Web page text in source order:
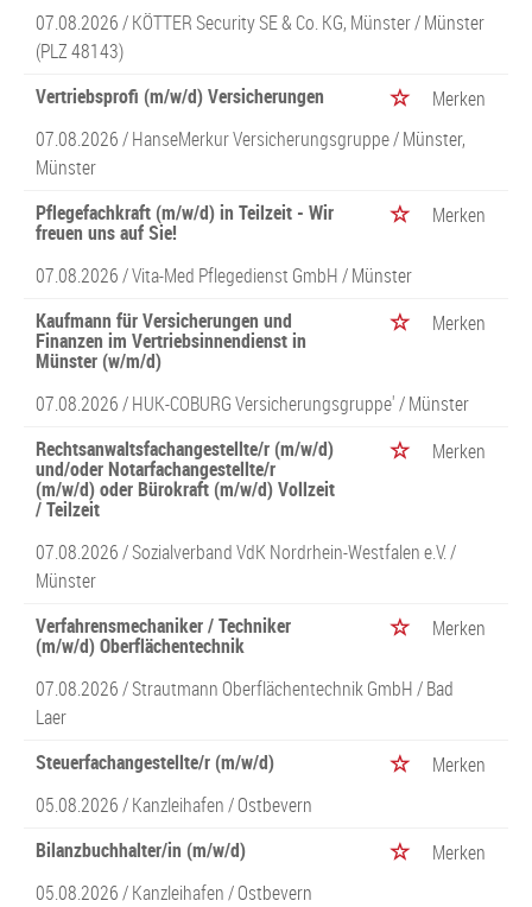
07.08.2026 /KÖTTER Security SE & Co. KG, Münster/ Münster
(PLZ 48143)
Vertriebsprofi (m/w/d) Versicherungen
Merken
07.08.2026 /HanseMerkur Versicherungsgruppe/ Münster,
Münster
Pflegefachkraft (m/w/d) in Teilzeit - Wir
freuen uns auf Sie!
Merken
07.08.2026 /Vita-Med Pflegedienst GmbH/ Münster
Kaufmann für Versicherungen und
Finanzen im Vertriebsinnendienst in
Münster (w/m/d)
Merken
07.08.2026 /HUK-COBURG Versicherungsgruppe'/ Münster
Rechtsanwaltsfachangestellte/r (m/w/d)
und/oder Notarfachangestellte/r
(m/w/d) oder Bürokraft (m/w/d) Vollzeit
/ Teilzeit
Merken
07.08.2026 /Sozialverband VdK Nordrhein-Westfalen e.V./
Münster
Verfahrensmechaniker / Techniker
(m/w/d) Oberflächentechnik
Merken
07.08.2026 /Strautmann Oberflächentechnik GmbH/ Bad
Laer
Steuerfachangestellte/r (m/w/d)
Merken
05.08.2026 /Kanzleihafen/ Ostbevern
Bilanzbuchhalter/in (m/w/d)
Merken
05.08.2026 /Kanzleihafen/ Ostbevern